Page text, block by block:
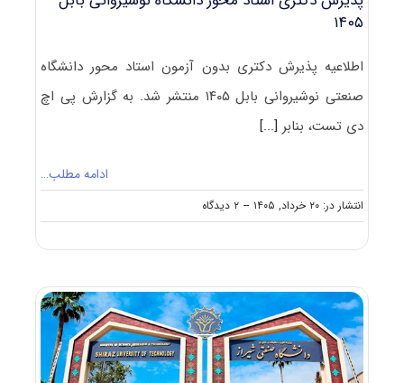
۱۴۰۵
اطلاعیه پذیرش دکتری بدون آزمون استاد محور دانشگاه
صنعتی نوشیروانی بابل ۱۴۰۵ منتشر شد. به گزارش پی اچ
دی تست، بنابر[...]
ادامه مطلب…
انتشار در: ۲۰ خرداد, ۱۴۰۵ -- ۲ دیدگاه
on
پذیرش
دانشگاه
نوشیروانی
بابل
۱۴۰۵